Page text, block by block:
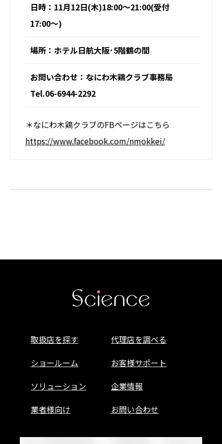
日時：11月12日(木)18:00〜21:00(受付
17:00〜)
場所：ホテル日航大阪･5階鶴の間
お問い合わせ：なにわ木鶏クラブ事務局
Tel.06-6944-2292
＊なにわ木鶏クラブのFBページはこちら
https://www.facebook.com/nmokkei/
取扱店を探す
代理店を調べる
ショールーム
お客様サポート
ソリューション
企業情報
業者様向け
お問い合わせ